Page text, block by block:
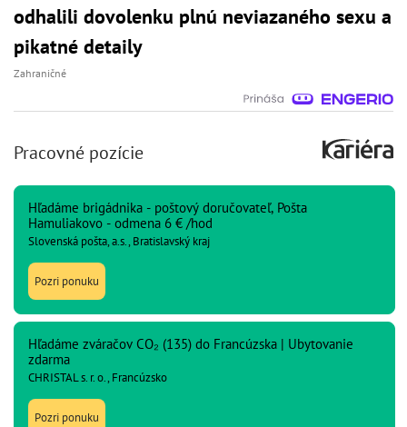
odhalili dovolenku plnú neviazaného sexu a
pikatné detaily
Zahraničné
Pracovné pozície
Hľadáme brigádnika - poštový doručovateľ, Pošta
Hamuliakovo - odmena 6 € /hod
Slovenská pošta, a.s., Bratislavský kraj
Pozri ponuku
Hľadáme zváračov CO₂ (135) do Francúzska | Ubytovanie
zdarma
CHRISTAL s. r. o., Francúzsko
Pozri ponuku